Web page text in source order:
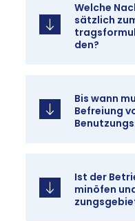
Wel­che
sätz­lich
den?
Bis wann
Be­frei­ung
Ist der
min­öfen